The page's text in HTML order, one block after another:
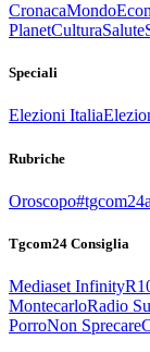
CronacaMondo
PlanetCulturaSalute
Speciali
Elezioni Italia
Rubriche
Oroscopo
Tgcom24 Consiglia
Mediaset Infinity
MontecarloRadio
PorroNon Sprecare